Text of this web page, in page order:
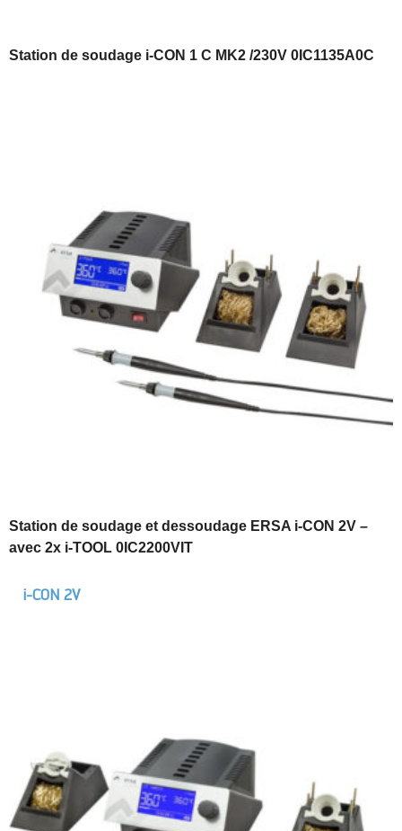
Station de soudage i-CON 1 C MK2 /230V 0IC1135A0C
Station de soudage et dessoudage ERSA i-CON 2V –
avec 2x i-TOOL 0IC2200VIT
i-CON 2V